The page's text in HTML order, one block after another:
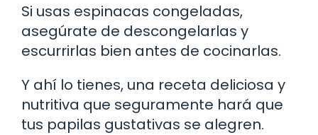
Si usas espinacas congeladas,
asegúrate de descongelarlas y
escurrirlas bien antes de cocinarlas.
Y ahí lo tienes, una receta deliciosa y
nutritiva que seguramente hará que
tus papilas gustativas se alegren.